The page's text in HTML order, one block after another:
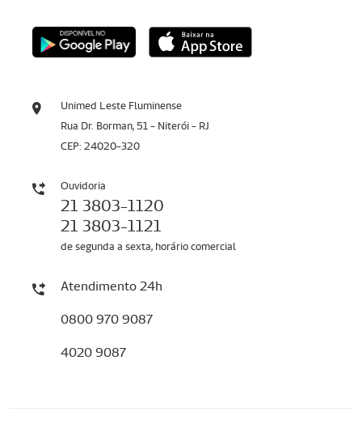
Unimed Leste Fluminense
Rua Dr. Borman, 51 - Niterói - RJ
CEP: 24020-320
Ouvidoria
21 3803-1120
21 3803-1121
de segunda a sexta, horário comercial
Atendimento 24h
0800 970 9087
4020 9087